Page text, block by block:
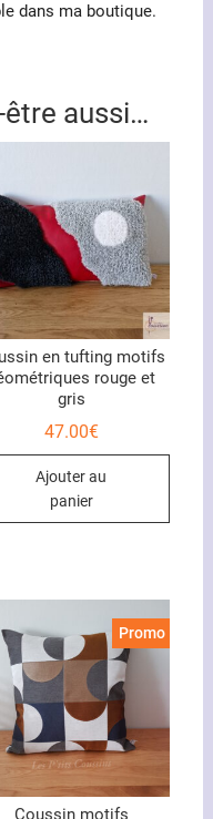
dans ma boutique.
aussi…
en tufting motifs
rouge et
gris
47.00€
Ajouter au
panier
Promo !
Coussin motifs